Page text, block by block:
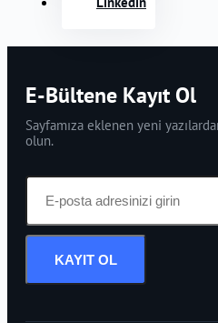
E-Bültene Kayıt Ol
Sayfamıza eklenen yeni
olun.
KAYIT OL